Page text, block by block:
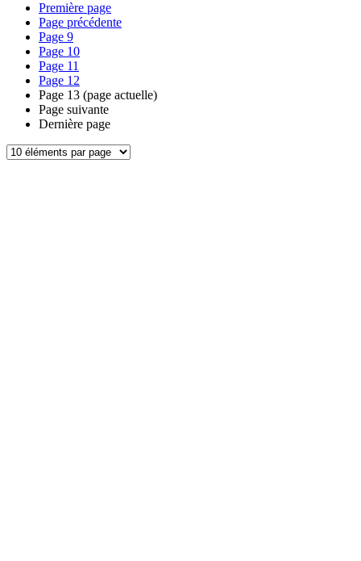
Première page
Page précédente
Page 9
Page 10
Page 11
Page 12
Page 13 (page actuelle)
Page suivante
Dernière page